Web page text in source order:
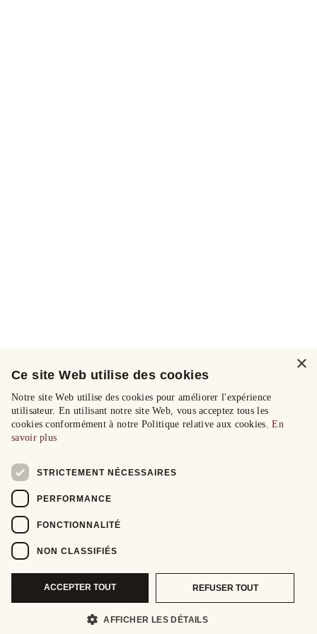
×
Ce site Web utilise des cookies
Notre site Web utilise des cookies pour améliorer l'expérience
utilisateur. En utilisant notre site Web, vous acceptez tous les
cookies conformément à notre Politique relative aux cookies.En
savoir plus
STRICTEMENT NÉCESSAIRES
PERFORMANCE
FONCTIONNALITÉ
NON CLASSIFIÉS
ACCEPTER TOUT REFUSER TOUT
AFFICHER LES DÉTAILS